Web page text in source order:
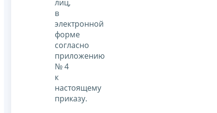
лиц,
в
электронной
форме
согласно
приложению
№ 4
к
настоящему
приказу.